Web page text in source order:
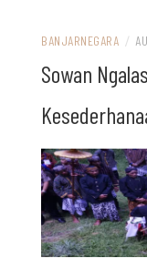
BANJARNEGARA /
Sowan